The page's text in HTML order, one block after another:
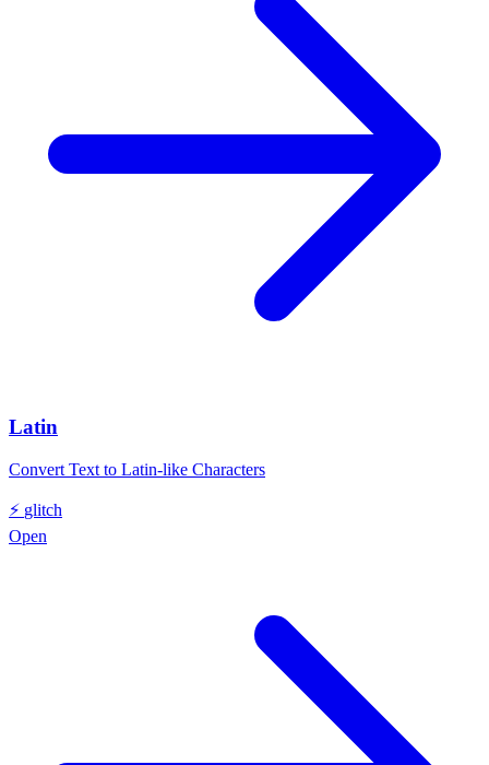
Latin
Convert Text to Latin-like Characters
⚡ glitch
Open